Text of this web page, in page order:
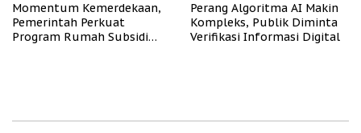
Momentum Kemerdekaan,
Pemerintah Perkuat
Program Rumah Subsidi
Perang Algoritma AI Makin
Kompleks, Publik Diminta
Verifikasi Informasi Digital